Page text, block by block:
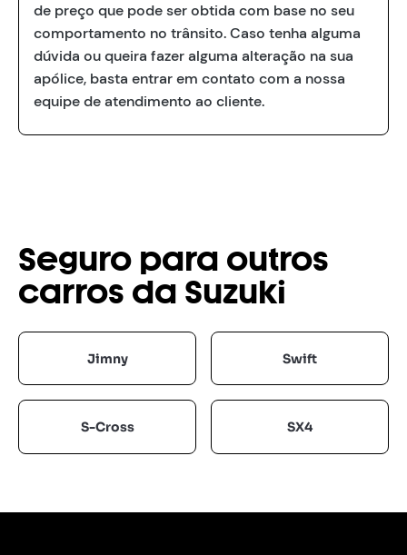
de preço que pode ser obtida com base no seu
comportamento no trânsito. Caso tenha alguma
dúvida ou queira fazer alguma alteração na sua
apólice, basta entrar em contato com a nossa
equipe de atendimento ao cliente.
Seguro para outros
carros da Suzuki
Jimny Swift
S-Cross SX4